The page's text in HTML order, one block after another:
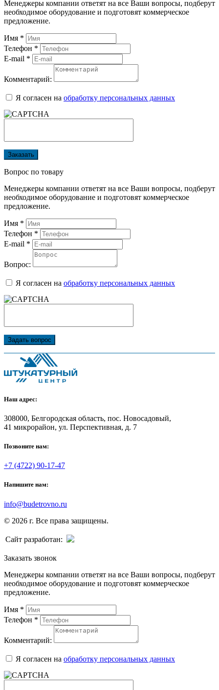
Менеджеры компании ответят на все Ваши вопросы, подберут
необходимое оборудование и подготовят коммерческое
предложение.
Имя *
Телефон *
E-mail *
Комментарий:
Я согласен на обработку персональных данных
Заказать
Вопрос по товару
Менеджеры компании ответят на все Ваши вопросы, подберут
необходимое оборудование и подготовят коммерческое
предложение.
Имя *
Телефон *
E-mail *
Вопрос:
Я согласен на обработку персональных данных
Задать вопрос
Наш адрес:
308000, Белгородская область, пос. Новосадовый,
41 микрорайон, ул. Перспективная, д. 7
Позвоните нам:
+7 (4722) 90-17-47
Напишите нам:
info@budetrovno.ru
© 2026 г. Все права защищены.
Сайт разработан:
Заказать звонок
Менеджеры компании ответят на все Ваши вопросы, подберут
необходимое оборудование и подготовят коммерческое
предложение.
Имя *
Телефон *
Комментарий:
Я согласен на обработку персональных данных